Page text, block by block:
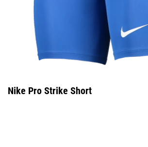
Nike Pro Strike Short